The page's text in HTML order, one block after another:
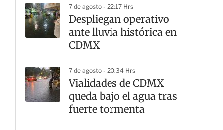
7 de agosto - 22:17 Hrs
Despliegan operativo
ante lluvia histórica en
CDMX
7 de agosto - 20:34 Hrs
Vialidades de CDMX
queda bajo el agua tras
fuerte tormenta